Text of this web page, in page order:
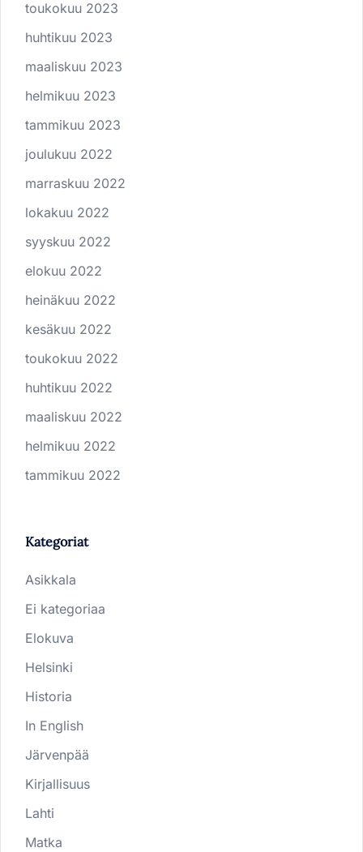
toukokuu 2023
huhtikuu 2023
maaliskuu 2023
helmikuu 2023
tammikuu 2023
joulukuu 2022
marraskuu 2022
lokakuu 2022
syyskuu 2022
elokuu 2022
heinäkuu 2022
kesäkuu 2022
toukokuu 2022
huhtikuu 2022
maaliskuu 2022
helmikuu 2022
tammikuu 2022
Kategoriat
Asikkala
Ei kategoriaa
Elokuva
Helsinki
Historia
In English
Järvenpää
Kirjallisuus
Lahti
Matka